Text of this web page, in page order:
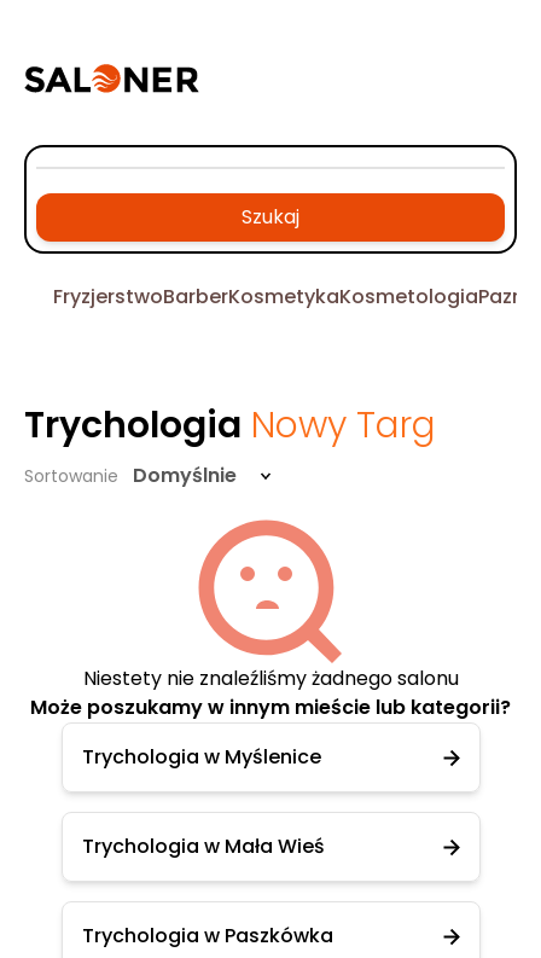
Szukaj
FryzjerstwoBarberKosmetykaKosmetologia
Trychologia Nowy Targ
Sortowanie Domyślnie
Niestety nie znaleźliśmy żadnego salonu
Może poszukamy w innym mieście lub kategorii?
Trychologia w Myślenice
Trychologia w Mała Wieś
Trychologia w Paszkówka